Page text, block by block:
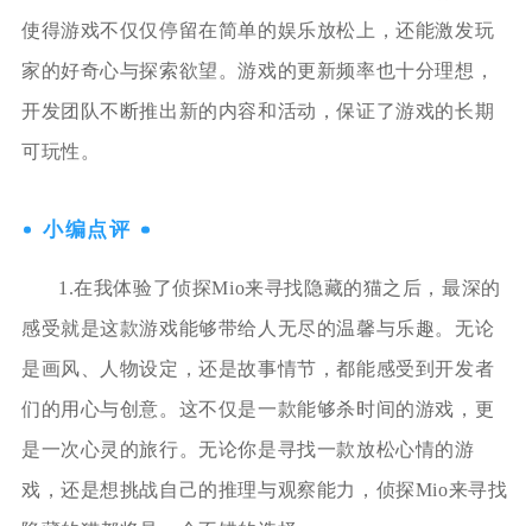
使得游戏不仅仅停留在简单的娱乐放松上，还能激发玩
家的好奇心与探索欲望。游戏的更新频率也十分理想，
开发团队不断推出新的内容和活动，保证了游戏的长期
可玩性。
小编点评
1.在我体验了侦探Mio来寻找隐藏的猫之后，最深的
感受就是这款游戏能够带给人无尽的温馨与乐趣。无论
是画风、人物设定，还是故事情节，都能感受到开发者
们的用心与创意。这不仅是一款能够杀时间的游戏，更
是一次心灵的旅行。无论你是寻找一款放松心情的游
戏，还是想挑战自己的推理与观察能力，侦探Mio来寻找